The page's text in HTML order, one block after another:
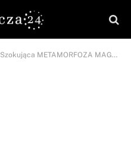
Szokująca METAMORFOZA MAGDY GESSLER! Jej włosy są teraz…